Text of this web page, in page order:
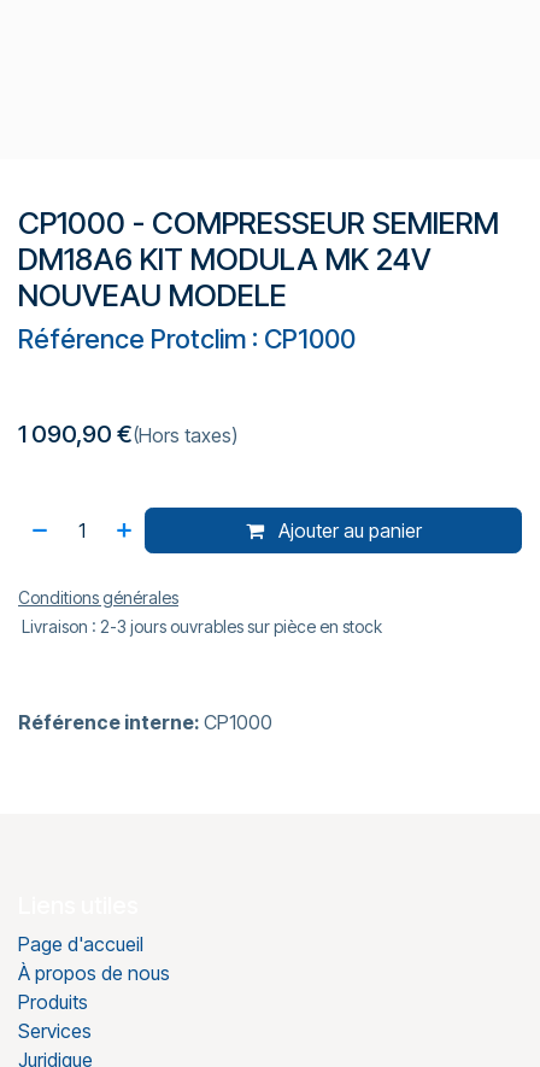
CP1000 - COMPRESSEUR SEMIERM
DM18A6 KIT MODULA MK 24V
NOUVEAU MODELE
Référence Protclim : CP1000
1 090,90 €(Hors taxes)
Ajouter au panier
Conditions générales
Livraison : 2-3 jours ouvrables sur pièce en stock
Référence interne: CP1000
Page d'accueil
À propos de nous
Produits
Services
Juridique